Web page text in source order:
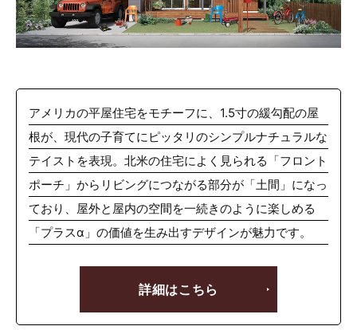
アメリカの平屋住宅をモチーフに、1.5寸の緩勾配の屋
根が、現代の子育てにピッタリのシンプルナチュラルな
テイストを表現。北米の住宅によく見られる「フロント
ポーチ」からリビングにつながる部分が「土間」になっ
ており、屋外と屋内の空間を一続きのように楽しめる
「プラスα」の価値を生み出すデザインが魅力です。
詳細はこちら